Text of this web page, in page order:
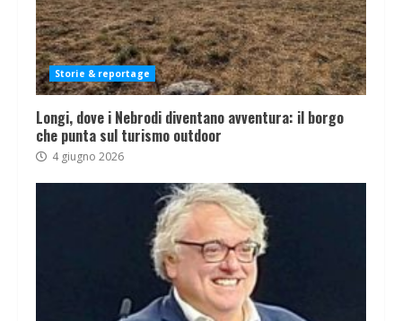
Storie & reportage
Longi, dove i Nebrodi diventano avventura: il borgo
che punta sul turismo outdoor
4 giugno 2026